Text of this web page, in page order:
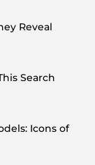
Reveal
Search
Icons of